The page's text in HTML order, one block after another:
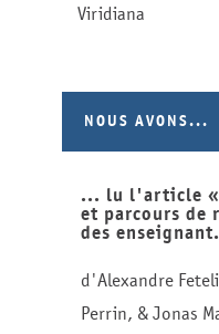
Viridiana
NOUS AVONS...
... lu l'article
et parcours de
des
d'Alexandre
Perrin, & Jonas